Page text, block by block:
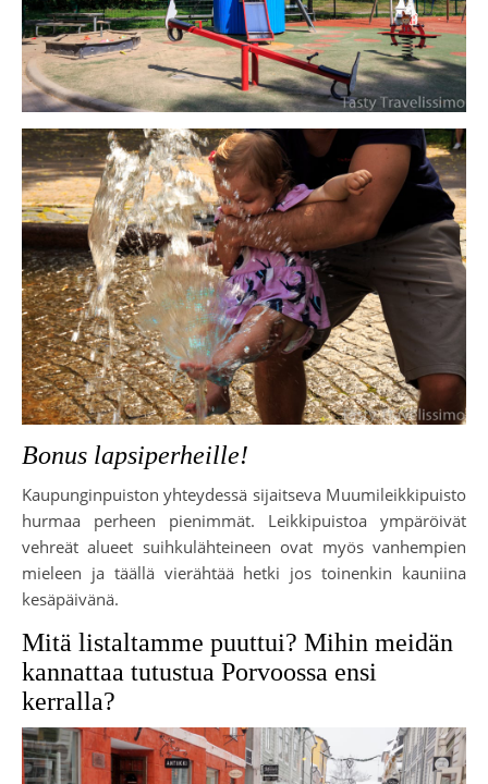
Bonus lapsiperheille!
Kaupunginpuiston yhteydessä sijaitseva Muumileikkipuisto
hurmaa perheen pienimmät. Leikkipuistoa ympäröivät
vehreät alueet suihkulähteineen ovat myös vanhempien
mieleen ja täällä vierähtää hetki jos toinenkin kauniina
kesäpäivänä.
Mitä listaltamme puuttui? Mihin meidän
kannattaa tutustua Porvoossa ensi
kerralla?